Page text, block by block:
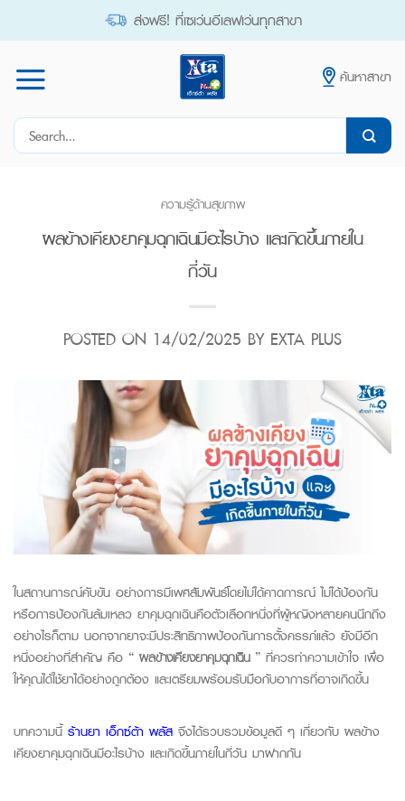
ส่งฟรี! ที่เซเว่นอีเลฟเว่นทุกสาขา
ค้นหาสาขา
Search
ความรู้ด้านสุขภาพ
ผลข้างเคียงยาคุมฉุกเฉินมีอะไรบ้าง และเกิดขึ้นภายใน
กี่วัน
POSTED ON 14/02/2025 BY EXTA PLUS
ในสถานการณ์คับขัน อย่างการมีเพศสัมพันธ์โดยไม่ได้คาดการณ์ ไม่ได้ป้องกัน
หรือการป้องกันล้มเหลว ยาคุมฉุกเฉินคือตัวเลือกหนึ่งที่ผู้หญิงหลายคนนึกถึง
อย่างไรก็ตาม นอกจากยาจะมีประสิทธิภาพป้องกันการตั้งครรภ์แล้ว ยังมีอีก
หนึ่งอย่างที่สำคัญ คือ “ ผลข้างเคียงยาคุมฉุกเฉิน ” ที่ควรทำความเข้าใจ เพื่อ
ให้คุณได้ใช้ยาได้อย่างถูกต้อง และเตรียมพร้อมรับมือกับอาการที่อาจเกิดขึ้น
บทความนี้ ร้านยา เอ็กซ์ต้า พลัส จึงได้รวบรวมข้อมูลดี ๆ เกี่ยวกับ ผลข้าง
เคียงยาคุมฉุกเฉินมีอะไรบ้าง และเกิดขึ้นภายในกี่วัน มาฝากกัน